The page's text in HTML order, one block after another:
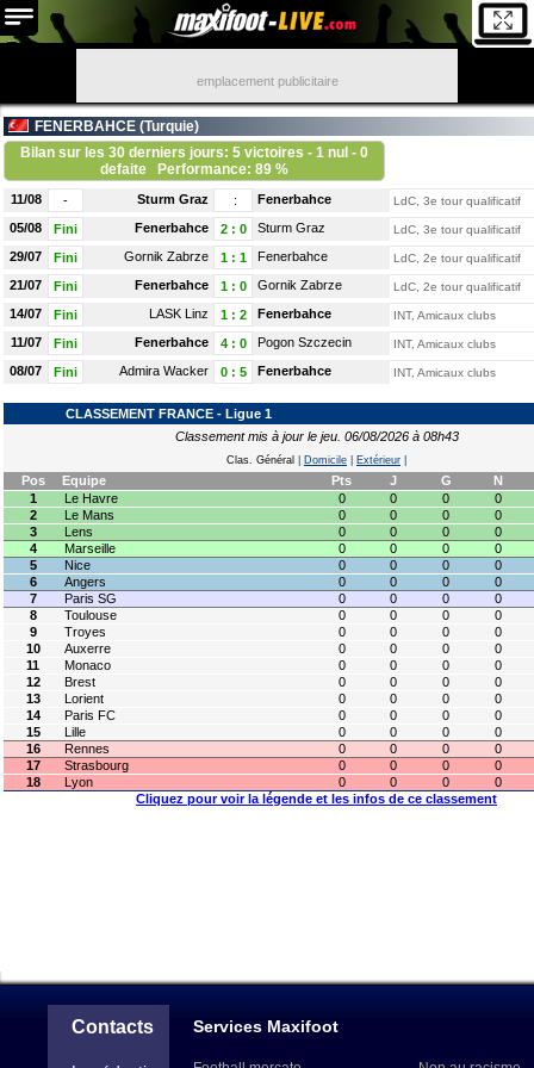
emplacement publicitaire
FENERBAHCE (Turquie)
Bilan sur les 30 derniers jours: 5 victoires - 1 nul - 0
defaite
Performance: 89 %
11/08 - Sturm Graz : Fenerbahce LdC, 3e tour qualificatif
05/08 Fini Fenerbahce 2: 0 Sturm Graz LdC, 3e tour qualificatif
29/07 Fini Gornik Zabrze 1: 1 Fenerbahce LdC, 2e tour qualificatif
21/07 Fini Fenerbahce 1: 0 Gornik Zabrze LdC, 2e tour qualificatif
14/07 Fini LASK Linz 1: 2 Fenerbahce INT, Amicaux clubs
11/07 Fini Fenerbahce 4: 0 Pogon Szczecin INT, Amicaux clubs
08/07 Fini Admira Wacker 0: 5 Fenerbahce INT, Amicaux clubs
CLASSEMENT FRANCE - Ligue 1
Classement mis à jour le jeu. 06/08/2026 à 08h43
Clas. Général Domicile Extérieur
Pos Equipe Pts J G
N
1
Le Havre 0 0 0
0
2
Le Mans 0 0 0
0
3
Lens 0 0 0
0
4
Marseille 0 0 0
0
5
Nice 0 0 0
0
6
Angers 0 0 0
0
7
Paris SG 0 0 0
0
8
Toulouse 0 0 0
0
9
Troyes 0 0 0
0
10
Auxerre 0 0 0
0
11
Monaco 0 0 0
0
12
Brest 0 0 0
0
13
Lorient 0 0 0
0
14
Paris FC 0 0 0
0
15
Lille 0 0 0
0
16
Rennes 0 0 0
0
17
Strasbourg 0 0 0
0
18
Lyon 0 0 0
0
Cliquez pour voir la légende et les infos de ce classement
Contacts Services Maxifoot